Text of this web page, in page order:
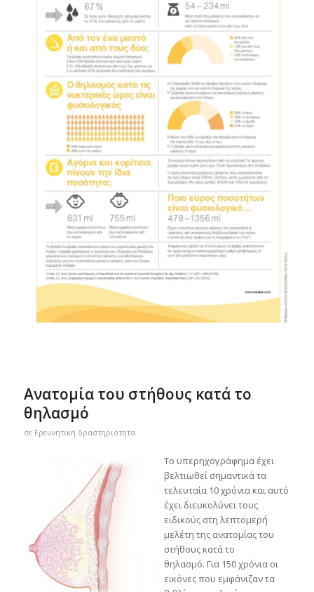
Ανατομία του στήθους κατά το
θηλασμό
σε Ερευνητική δραστηριότητα
Το υπερηχογράφημα έχει
βελτιωθεί σημαντικά τα
τελευταία 10 χρόνια και αυτό
έχει διευκολύνει τoυς
ειδικούς στη λεπτομερή
μελέτη της ανατομίας του
στήθους κατά το
θηλασμό. Για 150 χρόνια οι
εικόνες που εμφάνιζαν τα